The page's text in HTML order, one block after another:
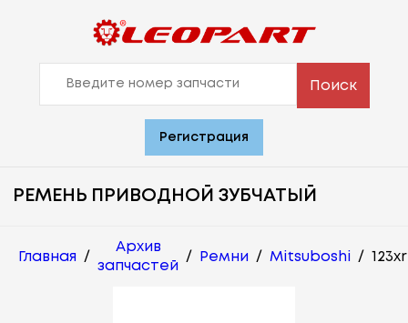
Поиск
Регистрация
РЕМЕНЬ ПРИВОДНОЙ ЗУБЧАТЫЙ
Главная /
Архив
запчастей
/ Ремни / Mitsuboshi /